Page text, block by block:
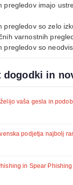
pregledov imajo
pregledov so zelo
varnostnih
pregledov so
dogodki in
vaša gesla in
podjetja najbolj
in Spear